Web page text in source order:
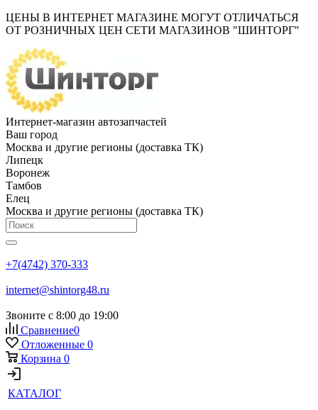
ЦЕНЫ В ИНТЕРНЕТ МАГАЗИНЕ МОГУТ ОТЛИЧАТЬСЯ
ОТ РОЗНИЧНЫХ ЦЕН СЕТИ МАГАЗИНОВ "ШИНТОРГ"
Интернет-магазин автозапчастей
Ваш город
Москва и другие регионы (доставка ТК)
Липецк
Воронеж
Тамбов
Елец
Москва и другие регионы (доставка ТК)
+7(4742) 370-333
internet@shintorg48.ru
Звоните с 8:00 до 19:00
Сравнение0
Отложенные 0
Корзина 0
КАТАЛОГ